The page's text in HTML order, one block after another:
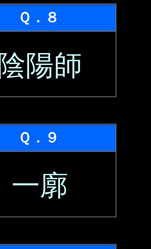
Ｑ．８
陰陽師
Ｑ．９
一廓